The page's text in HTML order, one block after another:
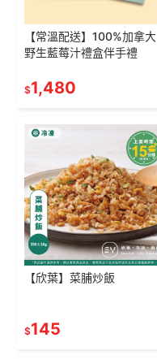
【常溫配送】100%加拿大
野生藍莓汁禮盒伴手禮
$1,480
【欣葉】菜脯炒飯
$145